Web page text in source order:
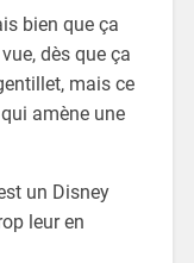
bien que ça
dès que ça
mais ce
amène une
un Disney
leur en